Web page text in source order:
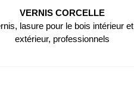
VERNIS CORCELLE
lasure pour le bois intérieur et
extérieur, professionnels